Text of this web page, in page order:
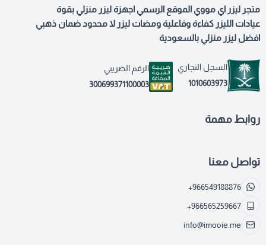
متجر ليزر اي مووي الموقع الرسمي اجهزة ليزر منزلي بقوة
عيادات الليزر كفاءة وفاعلية ومضات ليزر لا محدود ضمان ذهبي
افضل ليزر منزلي بالسعودية
السجل التجاري
1010603973
الرقم الضريبي
300699371100003
روابط مهمة
تواصل معنا
+966549188876
+966565259667
info@imooie.me